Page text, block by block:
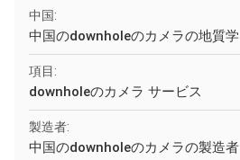
中国:
中国のdownholeのカメラの地質学
項目:
downholeのカメラ サービス
製造者:
中国のdownholeのカメラの製造者